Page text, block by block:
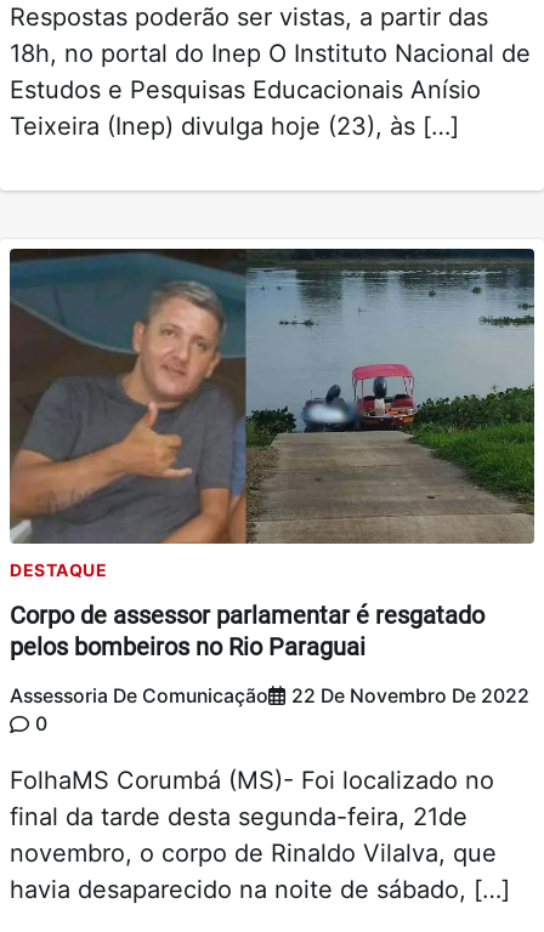
Respostas poderão ser vistas, a partir das
18h, no portal do Inep O Instituto Nacional de
Estudos e Pesquisas Educacionais Anísio
Teixeira (Inep) divulga hoje (23), às […]
DESTAQUE
Corpo de assessor parlamentar é resgatado
pelos bombeiros no Rio Paraguai
Assessoria De Comunicação
22 De Novembro De 2022
0
FolhaMS Corumbá (MS)- Foi localizado no
final da tarde desta segunda-feira, 21de
novembro, o corpo de Rinaldo Vilalva, que
havia desaparecido na noite de sábado, […]